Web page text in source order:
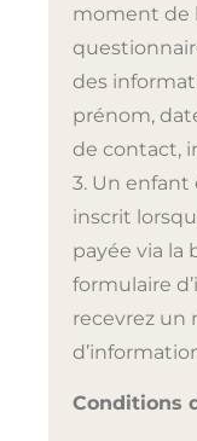
moment de
des
prénom,
de contact,
3. Un
inscrit
payée via la
formulaire
recevrez un
Conditions